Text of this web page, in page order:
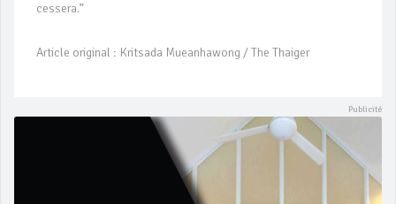
cessera.”
Article original : Kritsada Mueanhawong / The Thaiger